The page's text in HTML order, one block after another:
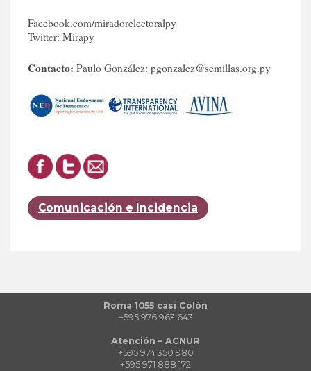
Facebook.com/miradorelectoralpy
Twitter: Mirapy
Contacto: Paulo González: pgonzalez@semillas.org.py
Comunicación e Incidencia
Roma 1055 casi Colón
+595 976 963 643
Atención – ACNUR
+595 974 350 980
+595 971 888 172